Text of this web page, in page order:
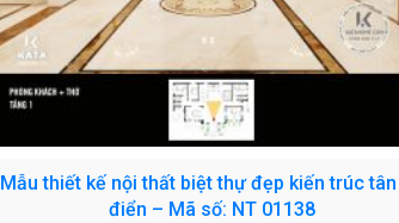
Mẫu thiết kế nội thất biệt thự đẹp kiến trúc
điển – Mã số: NT 01138